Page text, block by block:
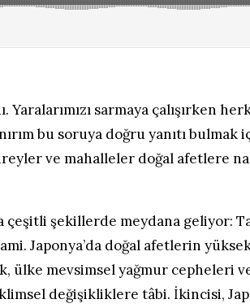
sarmaya çalışırken
bu soruya doğru yanıtı bulmak
ve mahalleler doğal afetlere
çeşitli şekillerde meydana geliyor:
Japonya’da doğal afetlerin
mevsimsel yağmur cepheleri
değişikliklere tâbi. İkincisi,